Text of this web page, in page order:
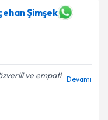
Şimşek
ve empati Devamı